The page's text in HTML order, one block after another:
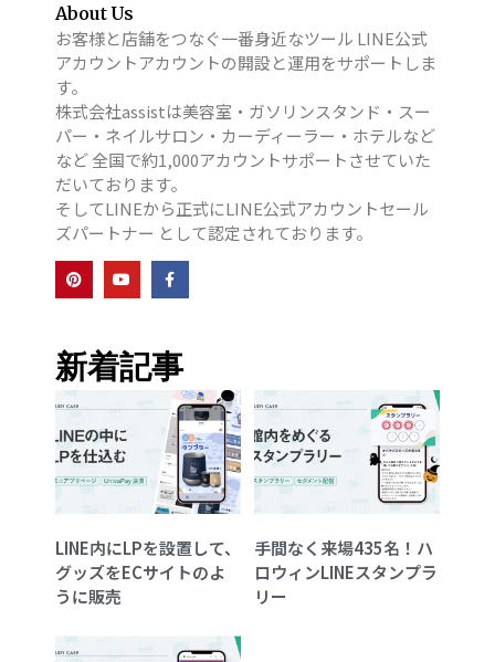
About Us
お客様と店舗をつなぐ一番身近なツール LINE公式
アカウントアカウントの開設と運用をサポートしま
す。
株式会社assistは美容室・ガソリンスタンド・スー
パー・ネイルサロン・カーディーラー・ホテルなど
など 全国で約1,000アカウントサポートさせていた
だいております。
そしてLINEから正式にLINE公式アカウントセール
ズパートナー として認定されております。
新着記事
LINE内にLPを設置して、
グッズをECサイトのよ
うに販売
手間なく来場435名！ハ
ロウィンLINEスタンプラ
リー